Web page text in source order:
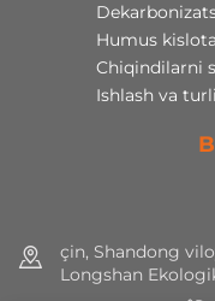
Humus
Chiqindilarni
Ishlash va
çin, Shandong
Longshan